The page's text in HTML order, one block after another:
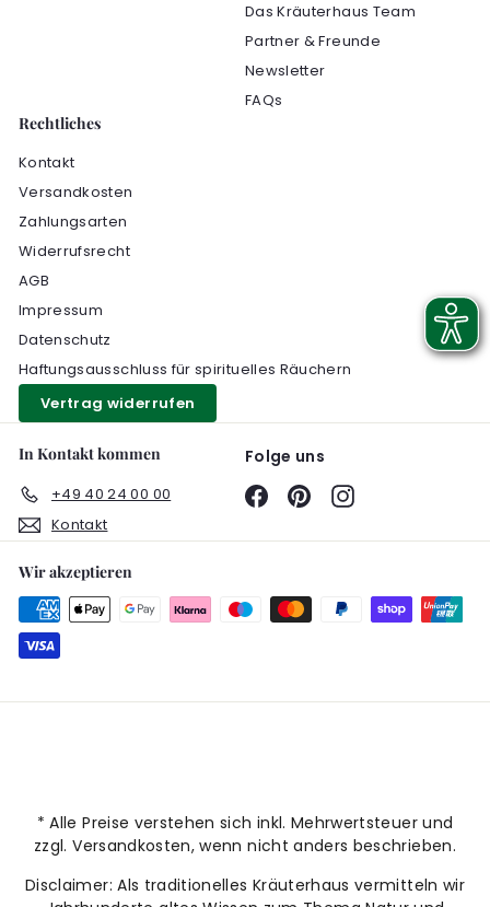
Das Kräuterhaus Team
Partner & Freunde
Newsletter
FAQs
Rechtliches
Kontakt
Versandkosten
Zahlungsarten
Widerrufsrecht
AGB
Impressum
Datenschutz
Haftungsausschluss für spirituelles Räuchern
Vertrag widerrufen
In Kontakt kommen
+49 40 24 00 00
Kontakt
Folge uns
Facebook
PinterestInstagram
Wir akzeptieren
* Alle Preise verstehen sich inkl. Mehrwertsteuer und
zzgl. Versandkosten, wenn nicht anders beschrieben.
Disclaimer: Als traditionelles Kräuterhaus vermitteln wir